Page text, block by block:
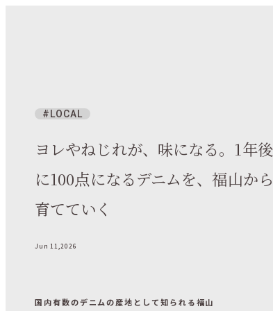
LOCAL
ヨレやねじれが、味になる。1年後
に100点になるデニムを、福山から
育てていく
Jun 11,2026
国内有数のデニムの産地として知られる福山